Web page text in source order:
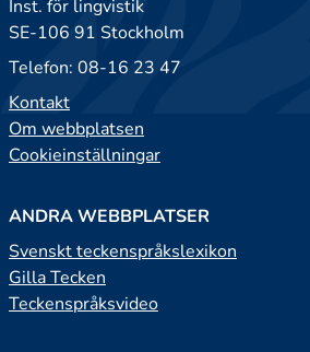
Inst. för lingvistik
SE-106 91 Stockholm
Telefon: 08-16 23 47
Kontakt
Om webbplatsen
Cookieinställningar
ANDRA WEBBPLATSER
Svenskt teckenspråkslexikon
Gilla Tecken
Teckenspråksvideo